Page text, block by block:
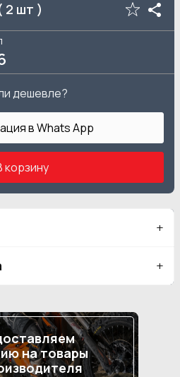
2 шт )
дешевле?
в Whats App
корзину
на товары